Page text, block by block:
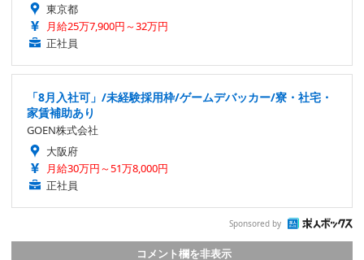
東京都
月給25万7,900円～32万円
正社員
「8月入社可」/未経験採用枠/ゲームデバッカー/寮・社宅・
家賃補助あり
GOEN株式会社
大阪府
月給30万円～51万8,000円
正社員
Sponsored by
コメント欄を非表示